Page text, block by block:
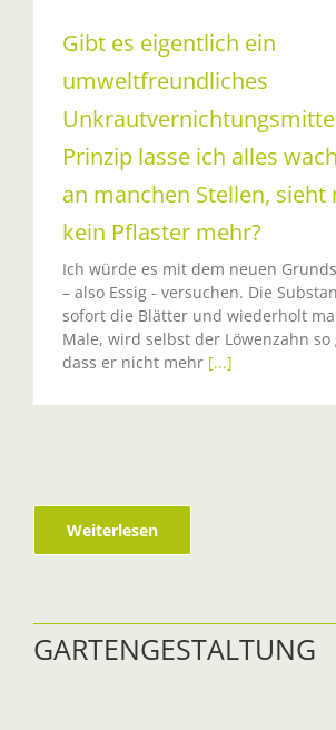
Gibt es eigentlich ein
umweltfreundliches
Prinzip lasse ich alles
an manchen Stellen, sieht
kein Pflaster mehr?
Ich würde es mit dem neuen
– also Essig - versuchen. Die
sofort die Blätter und wiederholt
Male, wird selbst der Löwenzahn so
dass er nicht mehr [...]
Weiterlesen
GARTENGESTALTUNG